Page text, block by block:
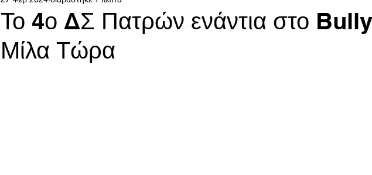
Το 4ο ΔΣ Πατρών ενάντια στο
Μίλα Τώρα